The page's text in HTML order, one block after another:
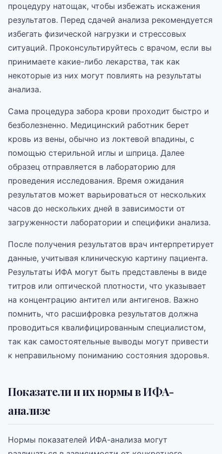
процедуру натощак, чтобы избежать искажения
результатов. Перед сдачей анализа рекомендуется
избегать физической нагрузки и стрессовых
ситуаций. Проконсультируйтесь с врачом, если вы
принимаете какие-либо лекарства, так как
некоторые из них могут повлиять на результаты
анализа.
Сама процедура забора крови проходит быстро и
безболезненно. Медицинский работник берет
кровь из вены, обычно из локтевой впадины, с
помощью стерильной иглы и шприца. Далее
образец отправляется в лабораторию для
проведения исследования. Время ожидания
результатов может варьироваться от нескольких
часов до нескольких дней в зависимости от
загруженности лаборатории и специфики анализа.
После получения результатов врач интерпретирует
данные, учитывая клиническую картину пациента.
Результаты ИФА могут быть представлены в виде
титров или оптической плотности, что указывает
на концентрацию антител или антигенов. Важно
помнить, что расшифровка результатов должна
проводиться квалифицированным специалистом,
так как самостоятельные выводы могут привести
к неправильному пониманию состояния здоровья.
Показатели и их нормы в ИФА-
анализе
Нормы показателей ИФА-анализа могут